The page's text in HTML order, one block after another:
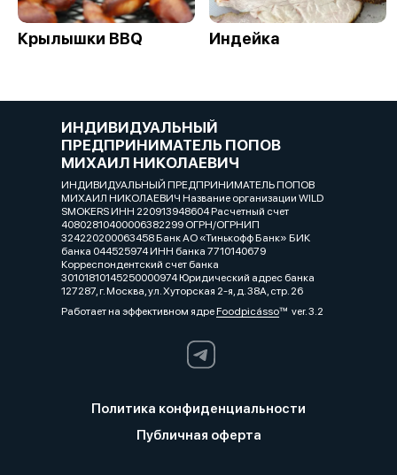
Крылышки BBQ Индейка
ИНДИВИДУАЛЬНЫЙ
ПРЕДПРИНИМАТЕЛЬ ПОПОВ
МИХАИЛ НИКОЛАЕВИЧ
ИНДИВИДУАЛЬНЫЙ ПРЕДПРИНИМАТЕЛЬ ПОПОВ
МИХАИЛ НИКОЛАЕВИЧ Название организации WILD
SMOKERS ИНН 220913948604 Расчетный счет
40802810400006382299 ОГРН/ОГРНИП
324220200063458 Банк АО «Тинькофф Банк» БИК
банка 044525974 ИНН банка 7710140679
Корреспондентский счет банка
30101810145250000974 Юридический адрес банка
127287, г. Москва, ул. Хуторская 2-я, д. 38А, стр. 26
Работает на эффективном ядреFoodpicássover. 3.2
Политика конфиденциальности
Публичная оферта